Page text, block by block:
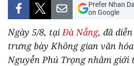
VĂN HÓA
XÃ HỘI
PHÁP LUẬT
Prefer Nhan
on Google
Ngày 5/8, tạiĐà Nẵng, đã
trưng bày Không gian văn
Nguyễn Phú Trọng nhằm giới